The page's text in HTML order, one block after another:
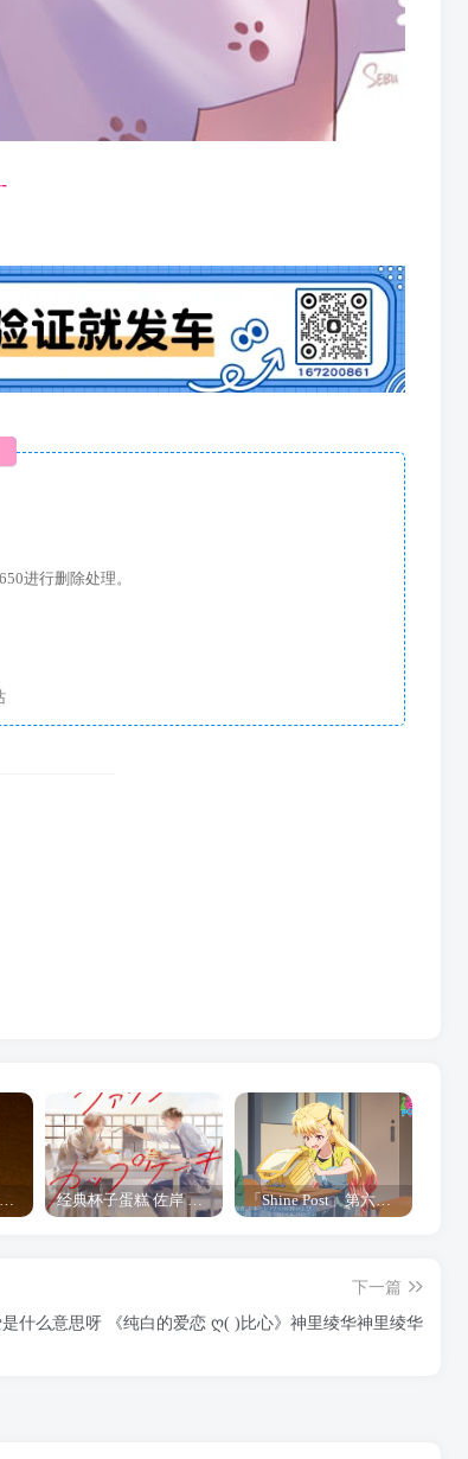
进行删除处理。
经典杯子蛋糕 佐岸 漫画「经典杯子蛋糕」宣布真人日剧化 「Shine Post」第六话ED主题曲「Yellow Rose」无字幕MV公开
下一篇
纯白之爱是什么意思呀 《纯白的爱恋 ღ( )比心》神里绫华神里绫华